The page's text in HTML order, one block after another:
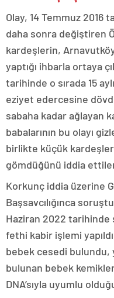
Olay, 14 Temmuz 2016
daha sonra değiştiren
kardeşlerin,
yaptığı ihbarla ortaya
tarihinde o sırada 15
eziyet edercesine
sabaha kadar ağlayan
babalarının bu olayı
birlikte küçük
gömdüğünü iddia
Korkunç iddia üzerine
Başsavcılığınca
Haziran 2022 tarihinde
fethi kabir işlemi
bebek cesedi bulundu,
bulunan bebek
DNA’sıyla uyumlu